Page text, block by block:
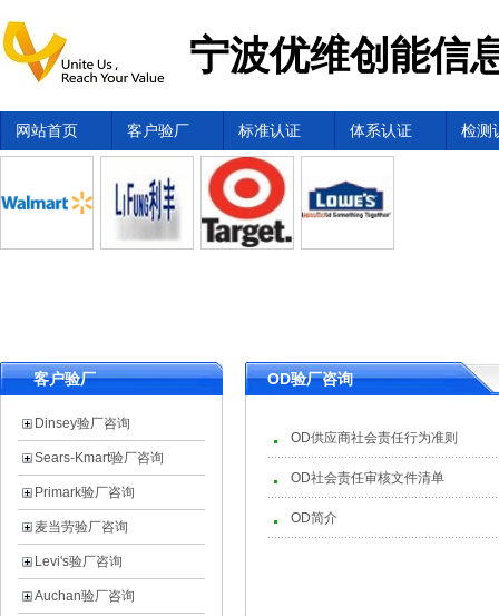
宁波优维创能信
网站首页 客户验厂 标准认证 体系认证 检测
客户验厂
Dinsey验厂咨询
Sears-Kmart验厂咨询
Primark验厂咨询
麦当劳验厂咨询
Levi's验厂咨询
Auchan验厂咨询
OD验厂咨询
OD供应商社会责任行为准则
OD社会责任审核文件清单
OD简介